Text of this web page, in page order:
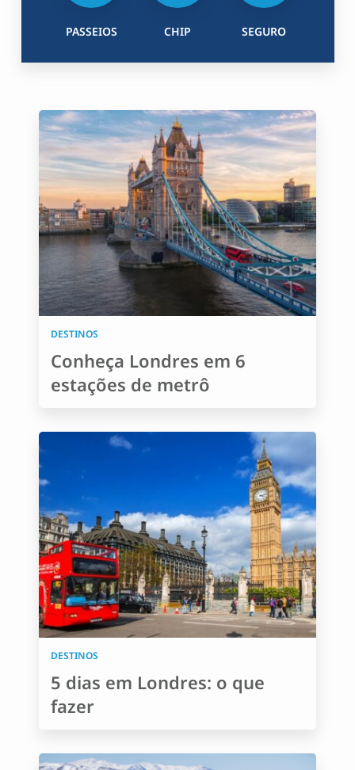
PASSEIOS CHIP SEGURO
DESTINOS
Conheça Londres em 6
estações de metrô
DESTINOS
5 dias em Londres: o que
fazer